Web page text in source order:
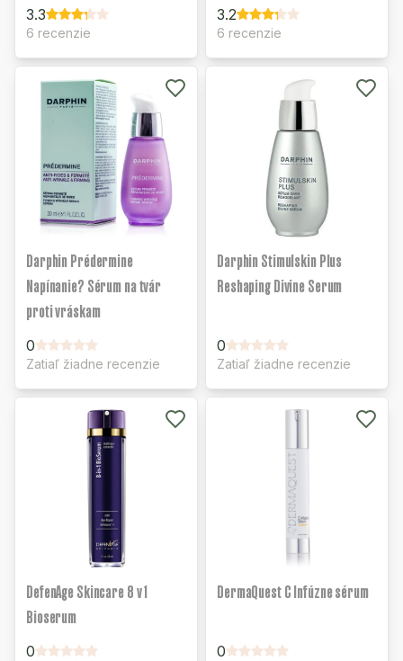
3.3
6 recenzie
3.2
6 recenzie
Darphin Prédermine
Napínanie? Sérum na tvár
proti vráskam
0
Zatiaľ žiadne recenzie
Darphin Stimulskin Plus
Reshaping Divine Serum
0
Zatiaľ žiadne recenzie
DefenAge Skincare 8 v 1
Bioserum
0
DermaQuest C Infúzne sérum
0